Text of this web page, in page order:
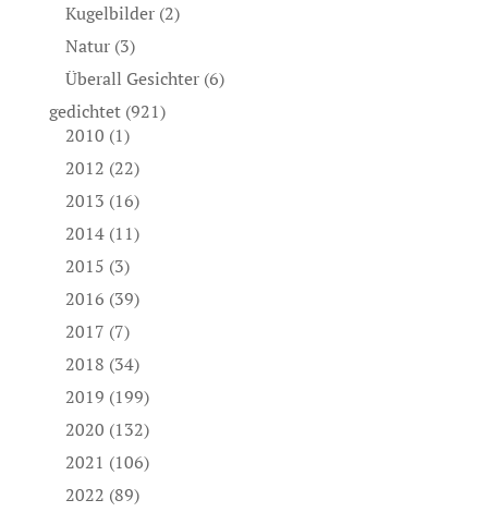
Kugelbilder(2)
Natur(3)
Überall Gesichter(6)
gedichtet(921)
2010 (1)
2012 (22)
2013 (16)
2014(11)
2015 (3)
2016 (39)
2017 (7)
2018 (34)
2019 (199)
2020 (132)
2021 (106)
2022 (89)